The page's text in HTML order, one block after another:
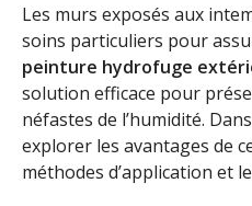
Les murs exposés aux
soins particuliers pour
peinture hydrofuge
solution efficace pour
néfastes de l’humidité.
explorer les avantages de
méthodes d’application et